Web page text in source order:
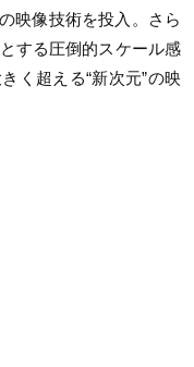
映像技術を投入。さら
する圧倒的スケール感
く超える“新次元”の映